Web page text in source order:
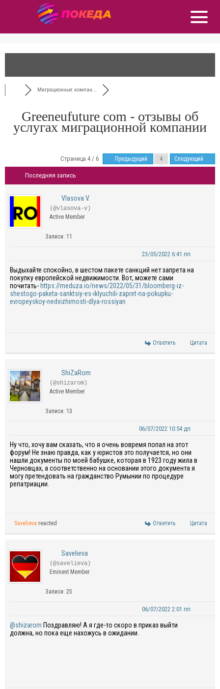
Миграционные компан...
Greeneufuture com - отзывы об
услугах миграционной компании
Страница 4 / 6 Предыдущий Следующий
Последняя запись
Vlasova V.
(@vlasova-v)
Active Member
Записи: 11
23/05/2022 6:41 пп
Выдыхайте спокойно, в шестом пакете санкций нет запрета на
покупку европейской недвижимости. Вот, можете сами
почитать- https://meduza.io/news/2022/05/31/bloomberg-iz-
shestogo-paketa-sanktsiy-es-iklyuchili-zapret-na-pokupku-
evropeyskoy-nedvizhimosti-dlya-rossiyan
Ответить Цитата
ShiZaRom
(@shizarom)
Active Member
Записи: 13
06/07/2022 10:54 дп
Ну что, хочу вам сказать, что я очень вовремя попал на этот
форум! Не знаю правда, как у юристов это получается, но они
нашли документы по моей бабушке, которая в 1923 году жила в
Черновцах, а соответственно на основании этого документа я
могу претендовать на гражданство Румынии по процедуре
репатриации.
Savelieva reacted Ответить Цитата
Savelieva
(@savelieva)
Eminent Member
Записи: 25
06/07/2022 2:01 пп
@shizarom Поздравляю! А я где-то скоро в приказ выйти
должна, но пока еще нахожусь в ожидании.